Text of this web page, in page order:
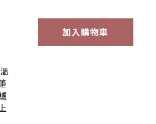
加入購物車